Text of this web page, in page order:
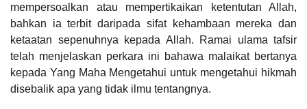
mempersoalkan atau mempertikaikan ketentutan Allah,
bahkan ia terbit daripada sifat kehambaan mereka dan
ketaatan sepenuhnya kepada Allah. Ramai ulama tafsir
telah menjelaskan perkara ini bahawa malaikat bertanya
kepada Yang Maha Mengetahui untuk mengetahui hikmah
disebalik apa yang tidak ilmu tentangnya.